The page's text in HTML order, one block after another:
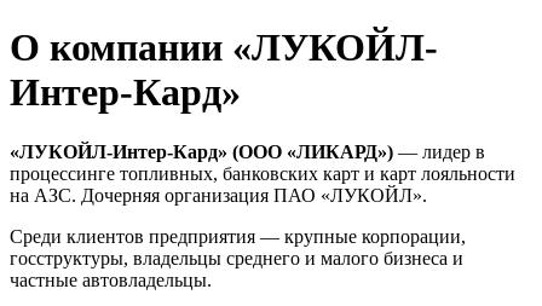
О компании «ЛУКОЙЛ-
Интер-Кард»
«ЛУКОЙЛ-Интер-Кард» (ООО «ЛИКАРД») — лидер в
процессинге топливных, банковских карт и карт лояльности
на АЗС. Дочерняя организация ПАО «ЛУКОЙЛ».
Среди клиентов предприятия — крупные корпорации,
госструктуры, владельцы среднего и малого бизнеса и
частные автовладельцы.